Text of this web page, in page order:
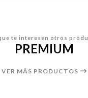
te interesen otros
PREMIUM
VER MÁS PRODUCTOS